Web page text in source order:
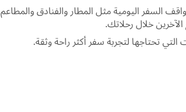
السفر اليومية مثل المطار والفنادق والمطاعم
خلال رحلاتك.
التي تحتاجها لتجربة سفر أكثر راحة وثقة.